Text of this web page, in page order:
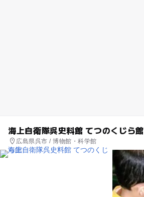
海上自衛隊呉史料館 てつのくじら館
広島県呉市 / 博物館・科学館